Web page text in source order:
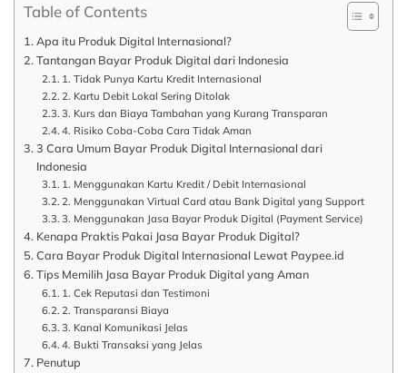
Table of Contents
Apa itu Produk Digital Internasional?
Tantangan Bayar Produk Digital dari Indonesia
1. Tidak Punya Kartu Kredit Internasional
2. Kartu Debit Lokal Sering Ditolak
3. Kurs dan Biaya Tambahan yang Kurang Transparan
4. Risiko Coba-Coba Cara Tidak Aman
3 Cara Umum Bayar Produk Digital Internasional dari
Indonesia
1. Menggunakan Kartu Kredit / Debit Internasional
2. Menggunakan Virtual Card atau Bank Digital yang Support
3. Menggunakan Jasa Bayar Produk Digital (Payment Service)
Kenapa Praktis Pakai Jasa Bayar Produk Digital?
Cara Bayar Produk Digital Internasional Lewat Paypee.id
Tips Memilih Jasa Bayar Produk Digital yang Aman
1. Cek Reputasi dan Testimoni
2. Transparansi Biaya
3. Kanal Komunikasi Jelas
4. Bukti Transaksi yang Jelas
Penutup